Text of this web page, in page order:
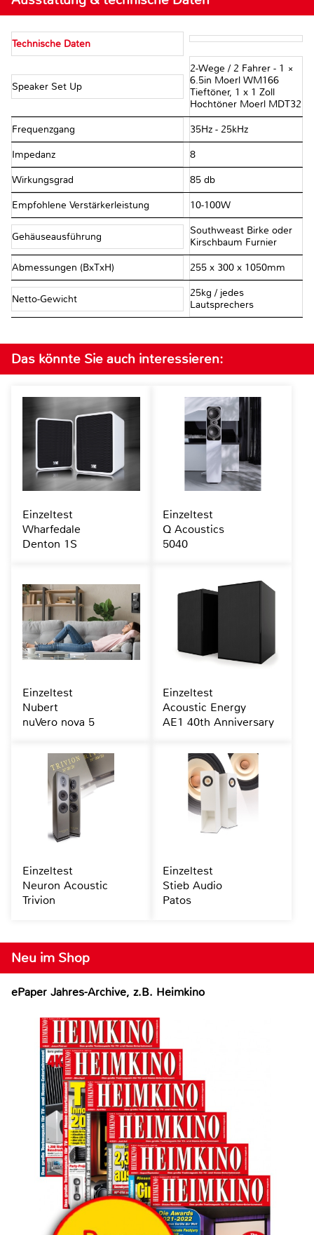
Technische Daten
Speaker Set Up
2-Wege / 2 Fahrer - 1 ×
6.5in Moerl WM166
Tieftöner, 1 x 1 Zoll
Hochtöner Moerl MDT32
Frequenzgang 35Hz - 25kHz
Impedanz 8 Ω
Wirkungsgrad 85 db
Empfohlene Verstärkerleistung 10-100W
Gehäuseausführung
Southweast Birke oder
Kirschbaum Furnier
Abmessungen (BxTxH) 255 x 300 x 1050mm
Netto-Gewicht
25kg / jedes
Lautsprechers
Neu im Shop
ePaper Jahres-Archive, z.B. Heimkino
Das könnte Sie auch interessieren:
Einzeltest
Wharfedale
Denton 1S
Einzeltest
Q Acoustics
5040
Einzeltest
Nubert
nuVero nova 5
Einzeltest
Acoustic Energy
AE1 40th Anniversary
Einzeltest
Neuron Acoustic
Trivion
Einzeltest
Stieb Audio
Patos